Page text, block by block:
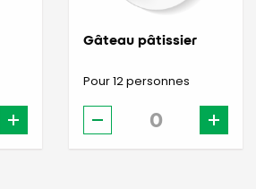
Gâteau pâtissier
Pour 12 personnes